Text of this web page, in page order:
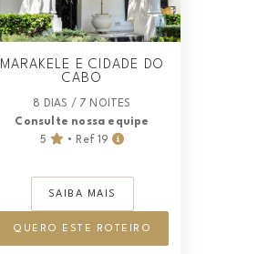
MARAKELE E CIDADE DO
CABO
8 DIAS / 7 NOITES
Consulte nossa equipe
5
• Ref 19
SAIBA MAIS
QUERO ESTE ROTEIRO